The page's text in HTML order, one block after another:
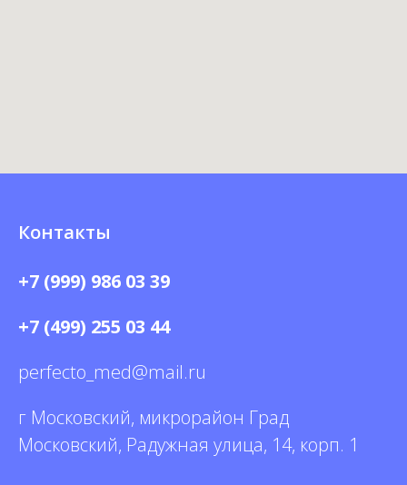
Контакты
+7 (999) 986 03 39
+7 (499) 255 03 44
perfecto_med@mail.ru
г Московский, микрорайон Град
Московский, Радужная улица, 14, корп. 1